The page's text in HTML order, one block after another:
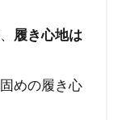
履き心地は
めの履き心